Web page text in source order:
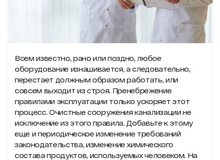
zakaz@geongroup.ru
8 (800) 500 21 74
Всем известно, рано или поздно, любое
оборудование изнашивается, а следовательно,
перестает должным образом работать, или
совсем выходит из строя. Пренебрежение
правилами эксплуатации только ускоряет этот
процесс. Очистные сооружения канализации не
исключение из этого правила. Добавьте к этому
еще и периодическое изменение требований
законодательства, изменение химического
состава продуктов, используемых человеком. На